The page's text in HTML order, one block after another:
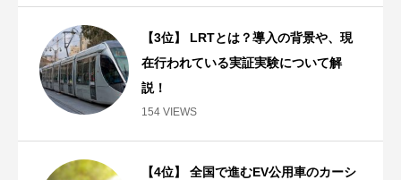
【3位】 LRTとは？導入の背景や、現
在行われている実証実験について解
説！
154 VIEWS
【4位】 全国で進むEV公用車のカーシ